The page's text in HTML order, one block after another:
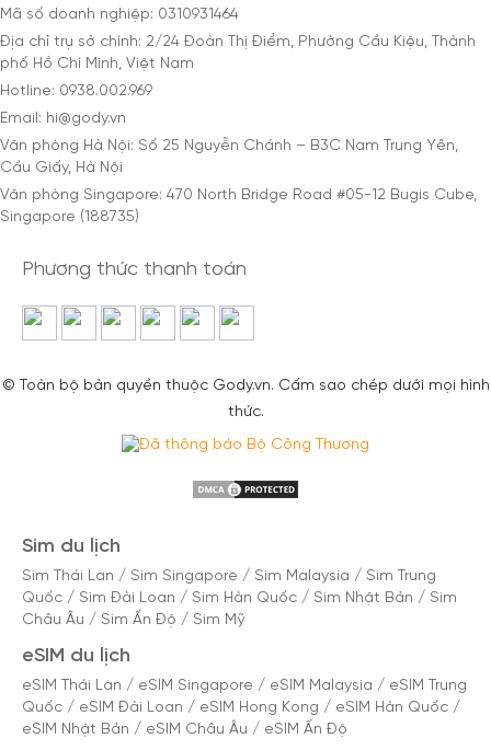
Mã số doanh nghiệp: 0310931464
Địa chỉ trụ sở chính: 2/24 Đoàn Thị Điểm, Phường Cầu Kiệu, Thành
phố Hồ Chí Minh, Việt Nam
Hotline: 0938.002.969
Email: hi@gody.vn
Văn phòng Hà Nội: Số 25 Nguyễn Chánh – B3C Nam Trung Yên,
Cầu Giấy, Hà Nội
Văn phòng Singapore: 470 North Bridge Road #05-12 Bugis Cube,
Singapore (188735)
Phương thức thanh toán
© Toàn bộ bản quyền thuộc Gody.vn. Cấm sao chép dưới mọi hình
thức.
Sim du lịch
Sim Thái Lan / Sim Singapore / Sim Malaysia / Sim Trung
Quốc / Sim Đài Loan / Sim Hàn Quốc / Sim Nhật Bản / Sim
Châu Âu / Sim Ấn Độ / Sim Mỹ
eSIM du lịch
eSIM Thái Lan / eSIM Singapore / eSIM Malaysia / eSIM Trung
Quốc / eSIM Đài Loan / eSIM Hong Kong / eSIM Hàn Quốc /
eSIM Nhật Bản / eSIM Châu Âu / eSIM Ấn Độ